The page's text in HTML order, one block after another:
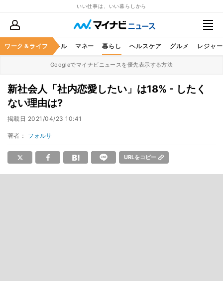
いい仕事は、いい暮らしから
ワーク＆ライフ
ア ビジネススキル マネー 暮らし ヘルスケア グルメ レジャー
Googleでマイナビニュースを優先表示する方法
新社会人「社内恋愛したい」は18% - したく
ない理由は?
掲載日 2021/04/23 10:41
著者： フォルサ
URLをコピー